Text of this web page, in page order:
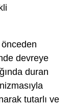
devreye
duran
tutarlı ve